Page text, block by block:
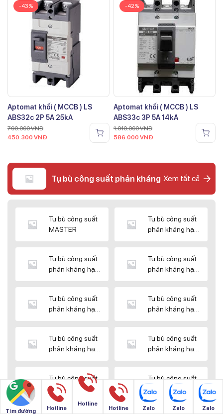
-43%
Aptomat khối ( MCCB ) LS
ABS32c 2P 5A 25kA
790.000VNĐ
450.300 VNĐ
-42%
Aptomat khối ( MCCB ) LS
ABS33c 3P 5A 14kA
1.010.000VNĐ
586.000 VNĐ
Tụ bù công suất phản kháng Xem tất cả
Tụ bù công suất
MASTER
Tụ bù công suất
phản kháng hạ
Tụ bù công suất
phản kháng hạ
Tụ bù công suất
phản kháng hạ
Tụ bù công suất
phản kháng hạ
Tụ bù công suất
phản kháng hạ
Tụ bù công suất
phản kháng hạ
Tụ bù công suất
phản kháng hạ
Tụ bù công suất
phản kháng hạ
thế SHIZUKI
Tụ bù công suất
phản kháng hạ
thế SINO
Tìm đường Hotline
Hotline
Hotline Zalo Zalo Zalo